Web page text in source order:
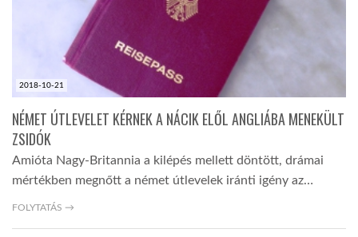
GLOBOBOOK
2018-10-21
NÉMET ÚTLEVELET KÉRNEK A NÁCIK ELŐL ANGLIÁBA MENEKÜLT
ZSIDÓK
Amióta Nagy-Britannia a kilépés mellett döntött, drámai
mértékben megnőtt a német útlevelek iránti igény az…
FOLYTATÁS →